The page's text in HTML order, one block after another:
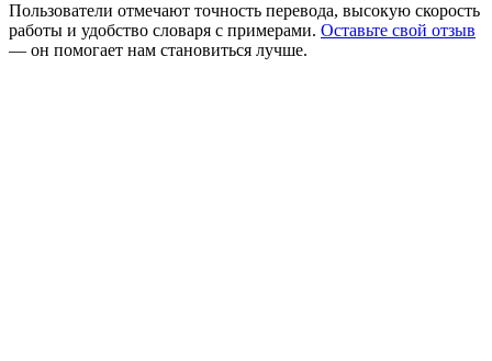
Пользователи отмечают точность перевода, высокую скорость
работы и удобство словаря с примерами. Оставьте свой отзыв
— он помогает нам становиться лучше.